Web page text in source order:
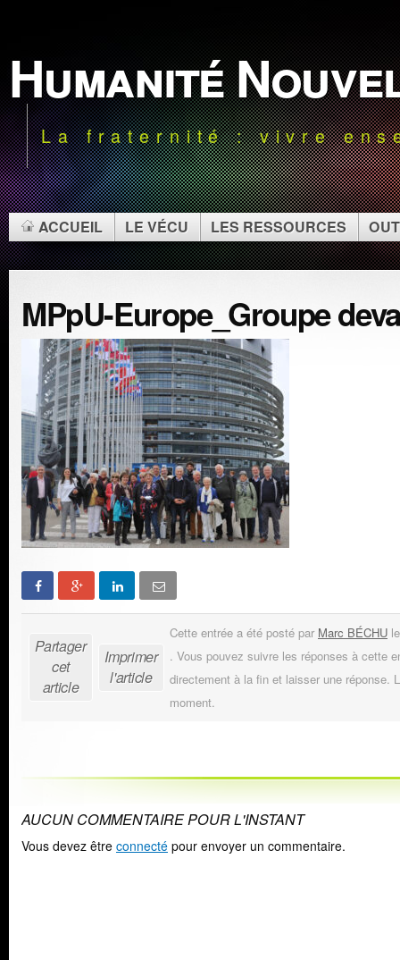
Humanité
La fraternité : vivre
ACCUEIL LE VÉCU LES RESSOURCES
MPpU-Europe_Groupe
Partager
cet
article
Imprimer
l'article
Cette entrée a été posté par Marc BÉCHU
. Vous pouvez suivre les réponses à cette
directement à la fin et laisser une réponse.
moment.
AUCUN COMMENTAIRE POUR L'INSTANT
Vous devez être connecté pour envoyer un commentaire.